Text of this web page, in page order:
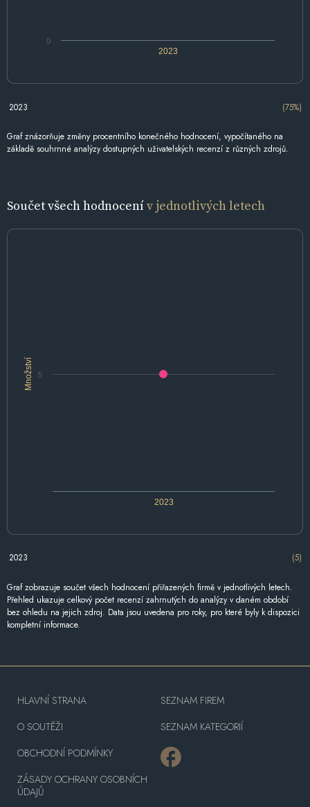
2023
0
2023 (75%)
Graf znázorňuje změny procentního konečného hodnocení, vypočítaného na
základě souhrnné analýzy dostupných uživatelských recenzí z různých zdrojů.
Součet všech hodnocenív jednotlivých letech
Množství
2023
5
2023 (5)
Graf zobrazuje součet všech hodnocení přiřazených firmě v jednotlivých letech.
Přehled ukazuje celkový počet recenzí zahrnutých do analýzy v daném období
bez ohledu na jejich zdroj. Data jsou uvedena pro roky, pro které byly k dispozici
kompletní informace.
HLAVNÍ STRANA
O SOUTĚŽI
OBCHODNÍ PODMÍNKY
ZÁSADY OCHRANY OSOBNÍCH
ÚDAJŮ
SEZNAM FIREM
SEZNAM KATEGORIÍ